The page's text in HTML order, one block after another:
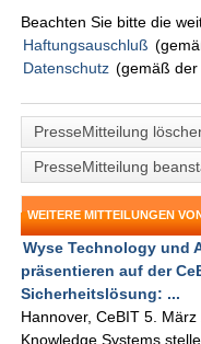
Beachten Sie bitte die
Haftungsauschluß
Datenschutz (gemäß der
PresseMitteilung
PresseMitteilung
WEITERE MITTEILUNGEN
Wyse Technology und
präsentieren auf der
Sicherheitslösung: ...
Hannover, CeBIT 5.
Knowledge Systems